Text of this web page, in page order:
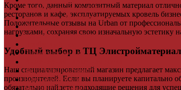
Кроме того, данный композитный материал
ресторанов и кафе, эксплуатируемых кровель
Положительные отзывы на Urban от
нагрузками, сохраняя свою изначальную
Удобный выбор в ТЦ
Наш специализированный магазин предлагает
производителей. Если вы планируете капитально
обязательно найдете подходящие решения для
Фиброцементный Сайдинг
Подложка для ламината
Плинтус
Подложка из пробки
Паркетная доска
Виниловый ламинат
Винты для ручек
Массивная доска